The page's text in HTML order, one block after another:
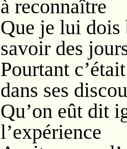
à reconnaître
Que je lui dois
savoir des
Pourtant
dans ses
Qu’on eût dit
l’expérience